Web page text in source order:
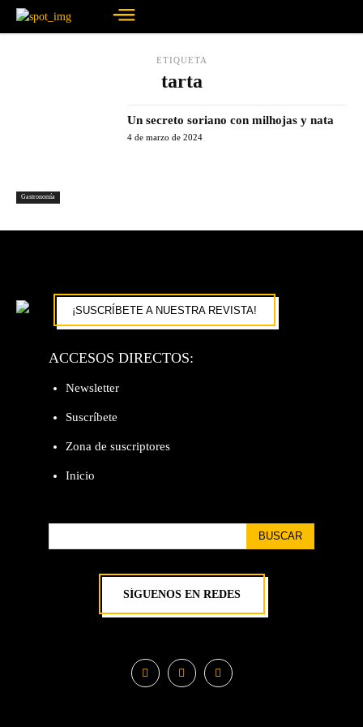
ETIQUETA
tarta
Gastronomía
Un secreto soriano con milhojas y nata
4 de marzo de 2024
¡SUSCRÍBETE A NUESTRA REVISTA!
ACCESOS DIRECTOS:
Newsletter
Suscríbete
Zona de suscriptores
Inicio
BUSCAR
SÍGUENOS EN REDES